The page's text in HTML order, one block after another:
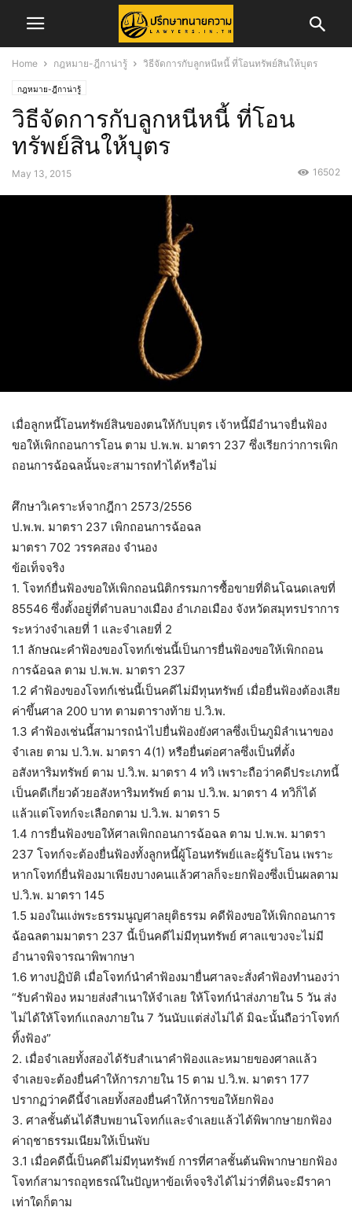
Home กฎหมาย-ฎีกาน่ารู้ วิธีจัดการกับลูกหนีหนี้ ที่โอนทรัพย์สินให้บุตร
กฎหมาย-ฎีกาน่ารู้
วิธีจัดการกับลูกหนีหนี้ ที่โอน
ทรัพย์สินให้บุตร
May 13, 2015 16502
เมื่อลูกหนี้โอนทรัพย์สินของตนให้กับบุตร เจ้าหนี้มีอำนาจยื่นฟ้อง
ขอให้เพิกถอนการโอน ตาม ป.พ.พ. มาตรา 237 ซึ่งเรียกว่าการเพิก
ถอนการฉ้อฉลนั้นจะสามารถทำได้หรือไม่
ศึกษาวิเคราะห์จากฎีกา 2573/2556
ป.พ.พ. มาตรา 237 เพิกถอนการฉ้อฉล
มาตรา 702 วรรคสอง จำนอง
ข้อเท็จจริง
1. โจทก์ยื่นฟ้องขอให้เพิกถอนนิติกรรมการซื้อขายที่ดินโฉนดเลขที่
85546 ซึ่งตั้งอยู่ที่ตำบลบางเมือง อำเภอเมือง จังหวัดสมุทรปราการ
ระหว่างจำเลยที่ 1 และจำเลยที่ 2
1.1 ลักษณะคำฟ้องของโจทก์เช่นนี้เป็นการยื่นฟ้องขอให้เพิกถอน
การฉ้อฉล ตาม ป.พ.พ. มาตรา 237
1.2 คำฟ้องของโจทก์เช่นนี้เป็นคดีไม่มีทุนทรัพย์ เมื่อยื่นฟ้องต้องเสีย
ค่าขึ้นศาล 200 บาท ตามตารางท้าย ป.วิ.พ.
1.3 คำฟ้องเช่นนี้สามารถนำไปยื่นฟ้องยังศาลซึ่งเป็นภูมิลำเนาของ
จำเลย ตาม ป.วิ.พ. มาตรา 4(1) หรือยื่นต่อศาลซึ่งเป็นที่ตั้ง
อสังหาริมทรัพย์ ตาม ป.วิ.พ. มาตรา 4 ทวิ เพราะถือว่าคดีประเภทนี้
เป็นคดีเกี่ยวด้วยอสังหาริมทรัพย์ ตาม ป.วิ.พ. มาตรา 4 ทวิก็ได้
แล้วแต่โจทก์จะเลือกตาม ป.วิ.พ. มาตรา 5
1.4 การยื่นฟ้องขอให้ศาลเพิกถอนการฉ้อฉล ตาม ป.พ.พ. มาตรา
237 โจทก์จะต้องยื่นฟ้องทั้งลูกหนี้ผู้โอนทรัพย์และผู้รับโอน เพราะ
หากโจทก์ยื่นฟ้องมาเพียงบางคนแล้วศาลก็จะยกฟ้องซึ่งเป็นผลตาม
ป.วิ.พ. มาตรา 145
1.5 มองในแง่พระธรรมนูญศาลยุติธรรม คดีฟ้องขอให้เพิกถอนการ
ฉ้อฉลตามมาตรา 237 นี้เป็นคดีไม่มีทุนทรัพย์ ศาลแขวงจะไม่มี
อำนาจพิจารณาพิพากษา
1.6 ทางปฏิบัติ เมื่อโจทก์นำคำฟ้องมายื่นศาลจะสั่งคำฟ้องทำนองว่า
“รับคำฟ้อง หมายส่งสำเนาให้จำเลย ให้โจทก์นำส่งภายใน 5 วัน ส่ง
ไม่ได้ให้โจทก์แถลงภายใน 7 วันนับแต่ส่งไม่ได้ มิฉะนั้นถือว่าโจทก์
ทิ้งฟ้อง”
2. เมื่อจำเลยทั้งสองได้รับสำเนาคำฟ้องและหมายของศาลแล้ว
จำเลยจะต้องยื่นคำให้การภายใน 15 ตาม ป.วิ.พ. มาตรา 177
ปรากฏว่าคดีนี้จำเลยทั้งสองยื่นคำให้การขอให้ยกฟ้อง
3. ศาลชั้นต้นได้สืบพยานโจทก์และจำเลยแล้วได้พิพากษายกฟ้อง
ค่าฤชาธรรมเนียมให้เป็นพับ
3.1 เมื่อคดีนี้เป็นคดีไม่มีทุนทรัพย์ การที่ศาลชั้นต้นพิพากษายกฟ้อง
โจทก์สามารถอุทธรณ์ในปัญหาข้อเท็จจริงได้ไม่ว่าที่ดินจะมีราคา
เท่าใดก็ตาม